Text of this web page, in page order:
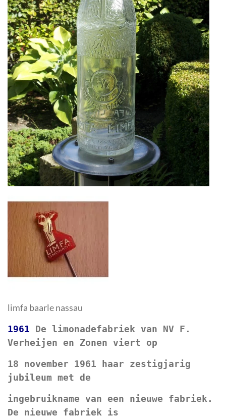
limfa baarle nassau
1961 De limonadefabriek van NV F.
Verheijen en Zonen viert op
18 november 1961 haar zestigjarig
jubileum met de
ingebruikname van een nieuwe fabriek.
De nieuwe fabriek is